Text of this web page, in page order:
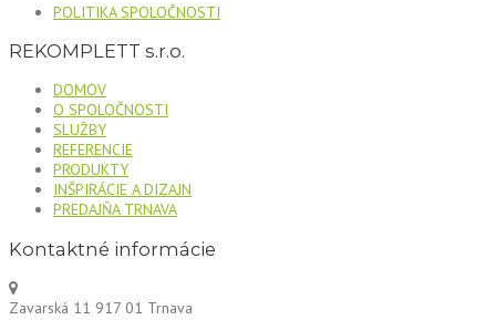
POLITIKA SPOLOČNOSTI
REKOMPLETT s.r.o.
DOMOV
O SPOLOČNOSTI
SLUŽBY
REFERENCIE
PRODUKTY
INŠPIRÁCIE A DIZAJN
PREDAJŇA TRNAVA
Kontaktné informácie
Zavarská 11 917 01 Trnava